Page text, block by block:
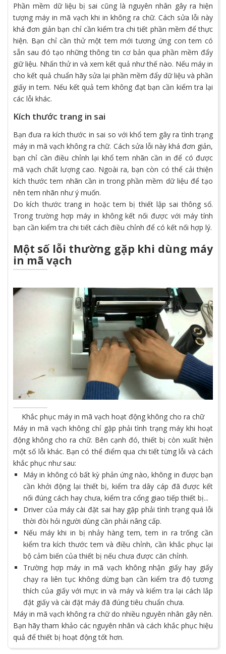
Phần mềm dữ liệu bị sai cũng là nguyên nhân gây ra hiện
tượng máy in mã vạch khi in không ra chữ. Cách sửa lỗi này
khá đơn giản bạn chỉ cần kiểm tra chi tiết phần mềm để thực
hiện. Bạn chỉ cần thử một tem mới tương ứng con tem có
sẵn sau đó tạo những thông tin cơ bản qua phần mềm đẩy
giữ liệu. Nhấn thử in và xem kết quả như thế nào. Nếu máy in
cho kết quả chuẩn hãy sửa lại phần mềm đẩy dữ liệu và phần
giấy in tem. Nếu kết quả tem không đạt bạn cần kiểm tra lại
các lỗi khác.
Kích thước trang in sai
Bạn đưa ra kích thước in sai so với khổ tem gây ra tình trạng
máy in mã vạch không ra chữ. Cách sửa lỗi này khá đơn giản,
bạn chỉ cần điều chỉnh lại khổ tem nhãn cần in để có được
mã vạch chất lượng cao. Ngoài ra, bạn còn có thể cải thiện
kích thước tem nhãn cần in trong phần mềm dữ liệu để tạo
nên tem nhãn như ý muốn.
Do kích thước trang in hoặc tem bị thiết lập sai thông số.
Trong trường hợp máy in không kết nối được với máy tính
bạn cần kiểm tra chi tiết cách điều chỉnh để có kết nối hợp lý.
Một số lỗi thường gặp khi dùng máy
in mã vạch
Khắc phục máy in mã vạch hoạt động không cho ra chữ
Máy in mã vạch không chỉ gặp phải tình trạng máy khi hoạt
động không cho ra chữ. Bên cạnh đó, thiết bị còn xuất hiện
một số lỗi khác. Bạn có thể điểm qua chi tiết từng lỗi và cách
khắc phục như sau:
Máy in không có bất kỳ phản ứng nào, không in được bạn
cần khởi động lại thiết bị, kiểm tra dây cáp đã được kết
nối đúng cách hay chưa, kiểm tra cổng giao tiếp thiết bị...
Driver của máy cài đặt sai hay gặp phải tình trạng quá lỗi
thời đòi hỏi người dùng cần phải nâng cấp.
Nếu máy khi in bị nhảy hàng tem, tem in ra trống cần
kiểm tra kích thước tem và điều chỉnh, cần khắc phục lại
bộ cảm biến của thiết bị nếu chưa được căn chỉnh.
Trường hợp máy in mã vạch không nhận giấy hay giấy
chạy ra liên tục không dừng bạn cần kiểm tra độ tương
thích của giấy với mực in và máy và kiểm tra lại cách lắp
đặt giấy và cài đặt máy đã đúng tiêu chuẩn chưa.
Máy in mã vạch không ra chữ do nhiều nguyên nhân gây nên.
Bạn hãy tham khảo các nguyên nhân và cách khắc phục hiệu
quả để thiết bị hoạt động tốt hơn.